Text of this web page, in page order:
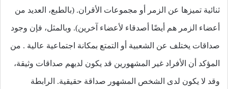
ثنائية تميزها عن الزمر أو مجموعات الأقران. (بالطبع، العديد من
أعضاء الزمر هم أيضًا أصدقاء لأعضاء آخرين). وبالمثل، فإن وجود
صداقات يختلف عن الشعبية أو التمتع بمكانة اجتماعية عالية . من
المؤكد أن الأفراد غير المشهورين قد يكون لديهم صداقات وثيقة،
وقد لا يكون لدى الشخص المشهور صداقة حقيقية. الرابطة